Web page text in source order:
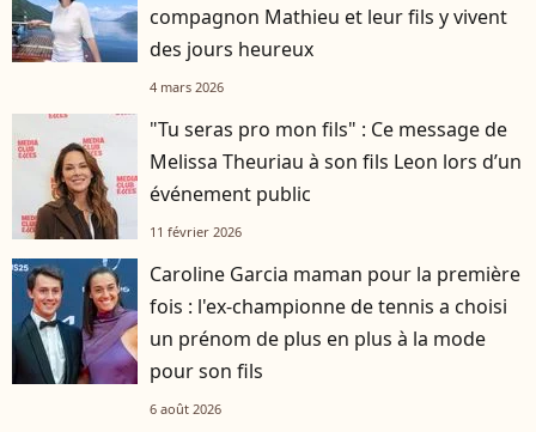
compagnon Mathieu et leur fils y vivent
des jours heureux
4 mars 2026
"Tu seras pro mon fils" : Ce message de
Melissa Theuriau à son fils Leon lors d’un
événement public
11 février 2026
Caroline Garcia maman pour la première
fois : l'ex-championne de tennis a choisi
un prénom de plus en plus à la mode
pour son fils
6 août 2026